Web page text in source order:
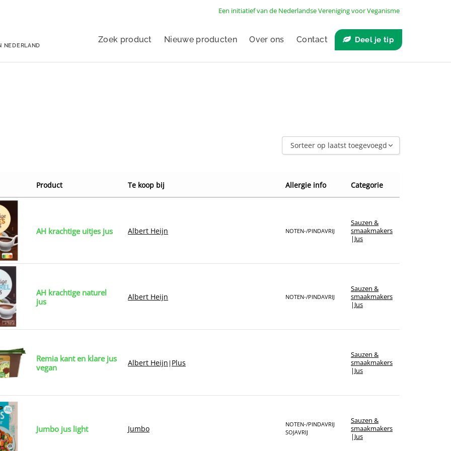
Een initiatief van de Nederlandse Vereniging voor Veganisme
NEDERLAND
Zoek product Nieuwe producten Over ons Contact Deel je tip
Sorteer op laatst toegevoegd
Sorteer op naam A - Z
Sorteer op naam Z - A
Sorteer op merk
Product Te koop bij Allergie info Categorie
AH krachtige uitjes jus Albert Heijn NOTEN-/PINDAVRIJ
Sauzen &
smaakmakers
| Jus
AH krachtige naturel
jus
Albert Heijn NOTEN-/PINDAVRIJ
Sauzen &
smaakmakers
| Jus
Remia kant en klare jus
vegan
Albert Heijn | Plus
Sauzen &
smaakmakers
| Jus
Jumbo jus light Jumbo
NOTEN-/PINDAVRIJ
SOJAVRIJ
Sauzen &
smaakmakers
| Jus